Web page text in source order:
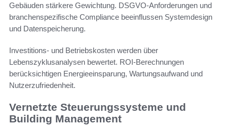
Gebäuden stärkere Gewichtung. DSGVO-Anforderungen und
branchenspezifische Compliance beeinflussen Systemdesign
und Datenspeicherung.
Investitions- und Betriebskosten werden über
Lebenszyklusanalysen bewertet. ROI-Berechnungen
berücksichtigen Energieeinsparung, Wartungsaufwand und
Nutzerzufriedenheit.
Vernetzte Steuerungssysteme und
Building Management